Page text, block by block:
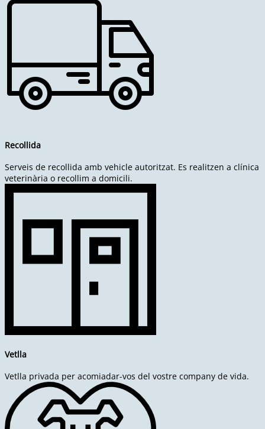
Recollida
Serveis de recollida amb vehicle autoritzat. Es realitzen a clínica
veterinària o recollim a domicili.
Vetlla
Vetlla privada per acomiadar-vos del vostre company de vida.